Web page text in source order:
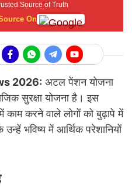
Source of Truth
On
2026: अटल पेंशन योजना
सुरक्षा योजना है। इस
काम करने वाले लोगों को बुढ़ापे में
भविष्य में आर्थिक परेशानियों